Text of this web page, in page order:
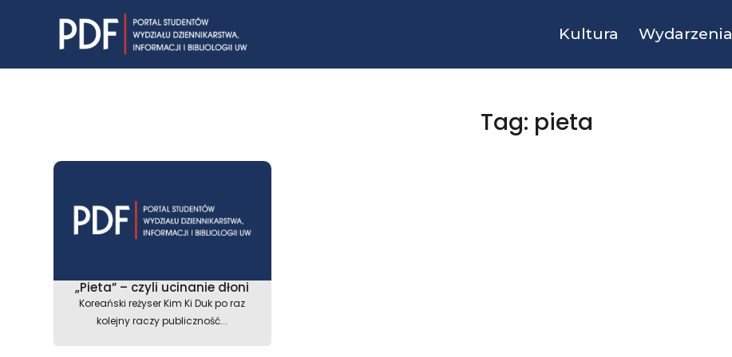
Kultura Wydarzenia
Tag: pieta
„Pieta” – czyli ucinanie dłoni
Koreański reżyser Kim Ki Duk po raz
kolejny raczy publiczność...